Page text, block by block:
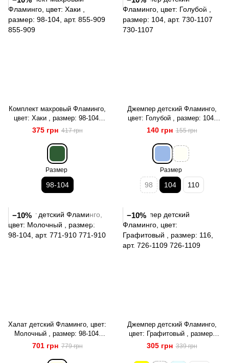
Комплект махровый Фламинго,
цвет: Хаки , размер: 98-104,
арт. 855-909
375 грн 417 грн
Размер
98-104
Джемпер детский Фламинго,
цвет: Голубой , размер: 104,
арт. 730-1107
140 грн 155 грн
Размер
98 104 110
−10%
Халат детский Фламинго, цвет:
Молочный , размер: 98-104,
арт. 771-910
701 грн 779 грн
−10%
Джемпер детский Фламинго,
цвет: Графитовый , размер:
116, арт. 726-1109
305 грн 339 грн